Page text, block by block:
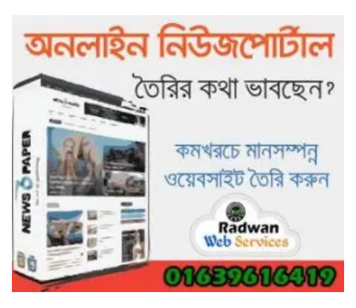
আটকে পড়া ১০ পর্যটককে উদ্ধার করল
পুলিশ ও ফায়ার সার্ভিস
গাছ না কেটে আমাদের পুড়িয়ে মারলে
ভালো হতো’: বন বিভাগের নিষ্ঠুরতায়
নিঃস্ব কৃষক